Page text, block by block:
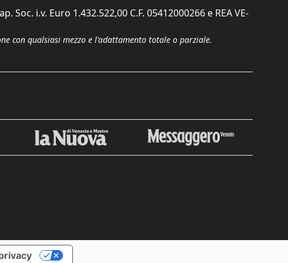
i.v. Euro 1.432.522,00 C.F. 05412000266 e REA VE-
con qualsiasi mezzo e l'adattamento totale o parziale.